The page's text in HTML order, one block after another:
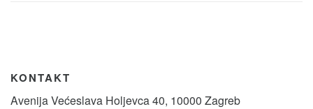
KONTAKT
Avenija Većeslava Holjevca 40, 10000 Zagreb